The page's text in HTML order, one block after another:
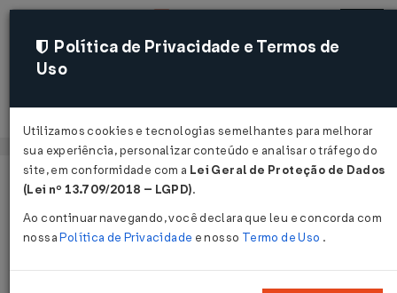
Acessar
Página Inicial
Legislações
Política de Privacidade e Termos de
Uso
Utilizamos cookies e tecnologias semelhantes para melhorar
sua experiência, personalizar conteúdo e analisar o tráfego do
site, em conformidade com a Lei Geral de Proteção de Dados
(Lei nº 13.709/2018 – LGPD).
Ao continuar navegando, você declara que leu e concorda com
nossaPolítica de Privacidade e nosso Termo de Uso .